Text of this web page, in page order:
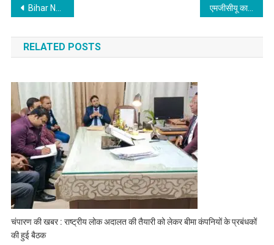
Post
navigation
Bihar News : ईरान पर अमेरिका-इजराइल के हमले का RJD का विरोध, खामेनेई के निधन पर दी प्रतिक्रिया एमजीसीयू का केंद्रीय पुस्तकालय ‘स्मार्ट लाइब्रेरी’ की ओर अग्रसर
RELATED POSTS
चंपारण की खबर : राष्ट्रीय लोक अदालत की तैयारी को लेकर बीमा कंपनियों के प्रबंधकों
की हुई बैठक